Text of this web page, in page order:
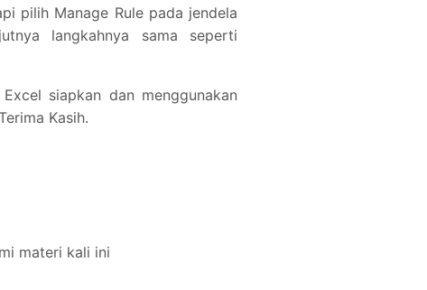
pilih Manage Rule pada jendela
langkahnya sama seperti
siapkan dan menggunakan
Kasih.
materi kali ini